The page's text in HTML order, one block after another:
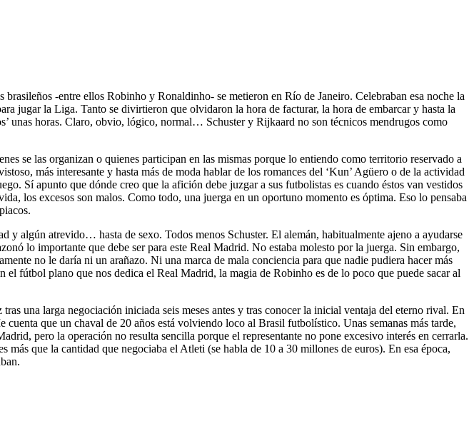
-entre ellos Robinho y Ronaldinho- se metieron en Río de Janeiro. Celebraban esa noche la
jugar la Liga. Tanto se divirtieron que olvidaron la hora de facturar, la hora de embarcar y hasta la
unas horas. Claro, obvio, lógico, normal… Schuster y Rijkaard no son técnicos mendrugos como
se las organizan o quienes participan en las mismas porque lo entiendo como territorio reservado a
más interesante y hasta más de moda hablar de los romances del ‘Kun’ Agüero o de la actividad
Sí apunto que dónde creo que la afición debe juzgar a sus futbolistas es cuando éstos van vestidos
los excesos son malos. Como todo, una juerga en un oportuno momento es óptima. Eso lo pensaba
algún atrevido… hasta de sexo. Todos menos Schuster. El alemán, habitualmente ajeno a ayudarse
lo importante que debe ser para este Real Madrid. No estaba molesto por la juerga. Sin embargo,
no le daría ni un arañazo. Ni una marca de mala conciencia para que nadie pudiera hacer más
fútbol plano que nos dedica el Real Madrid, la magia de Robinho es de lo poco que puede sacar al
una larga negociación iniciada seis meses antes y tras conocer la inicial ventaja del eterno rival. En
que un chaval de 20 años está volviendo loco al Brasil futbolístico. Unas semanas más tarde,
pero la operación no resulta sencilla porque el representante no pone excesivo interés en cerrarla.
que la cantidad que negociaba el Atleti (se habla de 10 a 30 millones de euros). En esa época,